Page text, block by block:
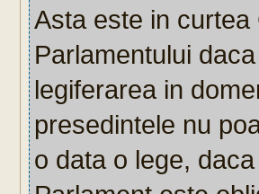
Asta este in
Parlamentului
legiferarea in
presedintele nu
o data o lege,